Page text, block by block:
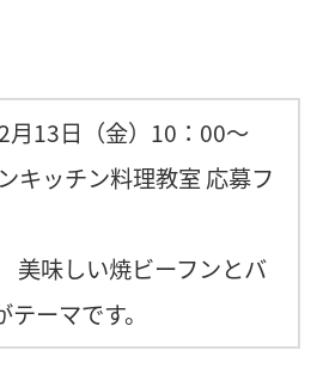
月13日（金）10：00〜
ッチン料理教室 応募フ
味しい焼ビーフンとバ
ーマです。